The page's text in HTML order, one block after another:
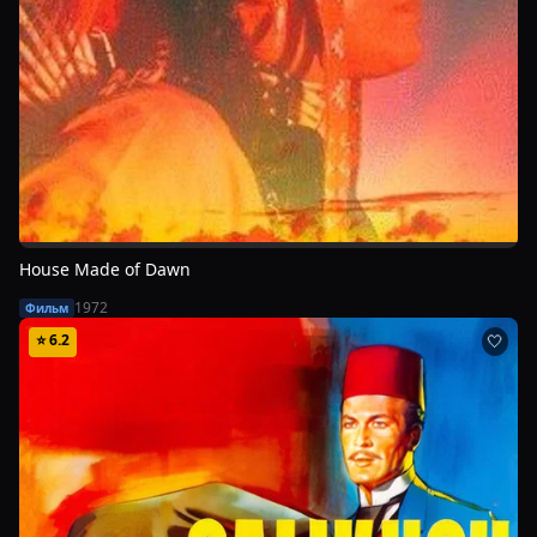
House Made of Dawn
Фильм 1972
⭐6.2 🤍